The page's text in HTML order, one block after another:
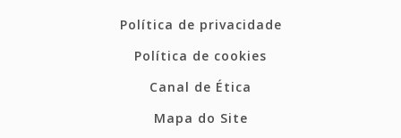
Política de privacidade
Política de cookies
Canal de Ética
Mapa do Site